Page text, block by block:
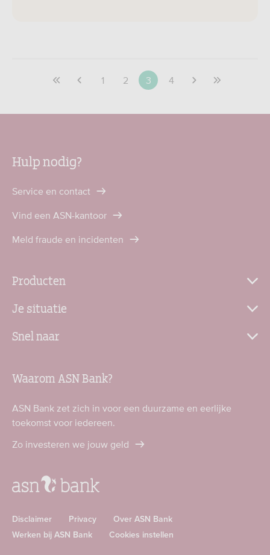
1 2 3 4
Hulp nodig?
Service en contact
Vind een ASN-kantoor
Meld fraude en incidenten
Producten
Je situatie
Snel naar
Waarom ASN Bank?
ASN Bank zet zich in voor een duurzame en eerlijke
toekomst voor iedereen.
Zo investeren we jouw geld
Disclaimer Privacy
Over ASN Bank
Werken bij ASN Bank
Cookies instellen